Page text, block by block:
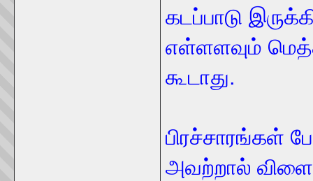
கடப்பாடு
எள்ளளவும்
கூடாது.
பிரச்சாரங்கள்
அவற்றால்